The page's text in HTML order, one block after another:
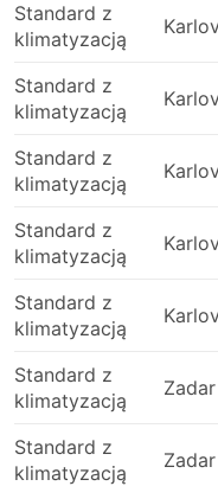
wcześniejszej
autobusowym i
autobusu –
odpowiednio
Standard z
klimatyzacją
Standard z
klimatyzacją
Standard z
klimatyzacją
Standard z
klimatyzacją
Standard z
klimatyzacją
Standard z
klimatyzacją
Standard z
klimatyzacją